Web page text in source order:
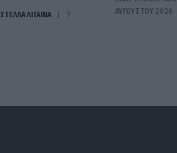
ΣΤΈΛΛΑ ΛΊΤΑΙΝΑ
7
ΑΥΓΟΎΣΤΟΥ 2026